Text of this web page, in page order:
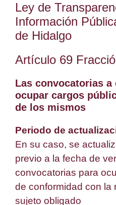
Ley de
Información
de Hidalgo
Artículo 69
Las convocatorias a
ocupar cargos
de los mismos
Periodo de
En su caso, se
previo a la fecha de
convocatorias para
de conformidad con la
sujeto obligado